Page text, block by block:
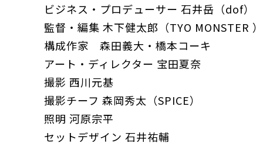
ビジネス・プロデューサー 石井岳（dof）
監督・編集 木下健太郎（TYO MONSTER ）
構成作家 森田義大・橋本コーキ
アート・ディレクター 宝田夏奈
撮影 西川元基
撮影チーフ 森岡秀太（SPICE）
照明 河原宗平
セットデザイン 石井祐輔